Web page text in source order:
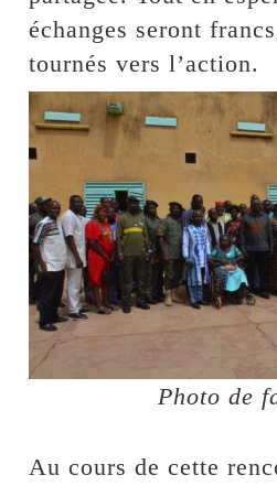
échanges seront
tournés vers l’action.
Photo de
Au cours de cette